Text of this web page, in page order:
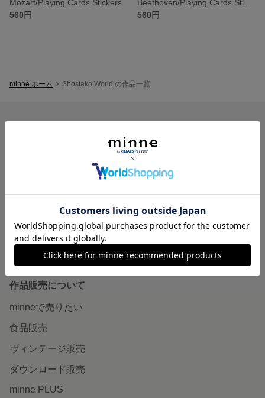
Mozart/Playing Cards Stickers
560円
560円
minne ホーム Shostako World の作品一覧
作品をさがす
ショップをさがす
ランキング
作品販売について
minneで売りたい
食品販売
ヴィンテージ販売
ダウンロード販売
minne PLUS